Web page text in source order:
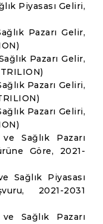
Piyasası Geliri,
Pazarı Gelir,
Pazarı Gelir,
Pazarı Geliri,
Pazarı Geliri,
Sağlık Pazarı
Göre, 2021-
Sağlık Piyasası
2021-2031
Sağlık Pazarı